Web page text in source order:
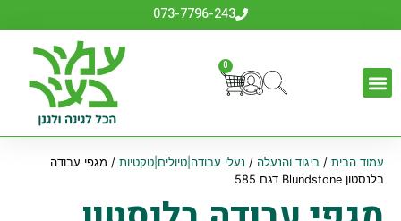
073-7796-243
0
עמוד הבית/ ביגוד והנעלה / נעלי עבודה|טיולים|טקטיות/ מגפי עבודה
בלנסטון Blundstone דגם 585